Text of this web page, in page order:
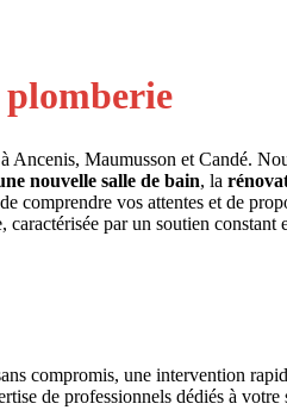
à Ancenis, Maumusson et Candé.
nouvelle salle de bain, la
comprendre vos attentes et de
par un soutien constant
compromis, une intervention
de professionnels dédiés à votre